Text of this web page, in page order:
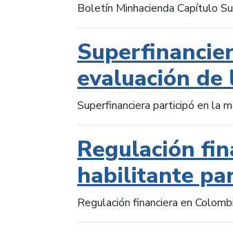
Boletín Minhacienda Capítulo
evaluación de
Superfinanciera participó en la
Regulación
habilitante
Regulación financiera en